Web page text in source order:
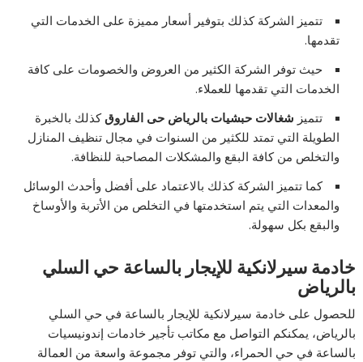
تتميز الشركة كذلك بتوفير أسعار مميزة على الخدمات التي
تقدمها.
حيث توفر الشركة الكثير من العروض والخصومات على كافة
الخدمات التي تقدمها للعملاء.
تتميز شغالات حبشيات بالرياض حى الفاروقكذلك بالخبرة
الطويلة التي تمتد للكثير من السنوات في مجال تنظيف المنازل
والتخلص من كافة البقع والمشكلات المصاحبة للنظافة.
كما تتميز الشركة كذلك بالاعتماد على أفضل وأحدث الوسائل
والمعدات التي يتم استخدمتها في التخلص من الأتربة والأوساخ
والبقع بكل سهولة.
خادمة سيرلانكية للإيجار بالساعة حي السلي
بالرياض
للحصول على خادمة سيرلانكية للإيجار بالساعة في حي السلي
بالرياض، يمكنكم التواصل مع مكاتب تأجير خادمات إندونيسيات
بالساعة في حي الحمراء، والتي توفر مجموعة واسعة من العمالة